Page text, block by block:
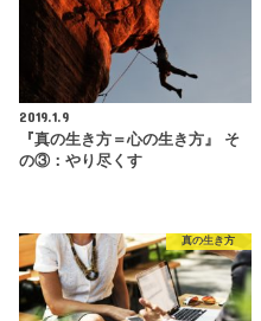
2019.1.9
『真の生き方＝心の生き方』 そ
の③：やり尽くす
真の生き方